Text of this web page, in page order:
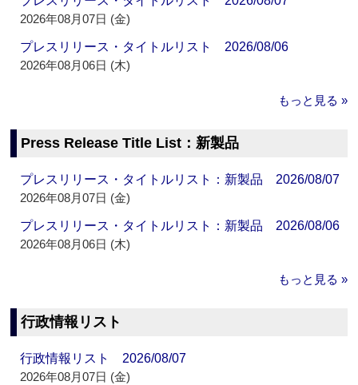
2026年08月07日 (金)
プレスリリース・タイトルリスト 2026/08/06
2026年08月06日 (木)
もっと見る »
Press Release Title List：新製品
プレスリリース・タイトルリスト：新製品 2026/08/07
2026年08月07日 (金)
プレスリリース・タイトルリスト：新製品 2026/08/06
2026年08月06日 (木)
もっと見る »
行政情報リスト
行政情報リスト 2026/08/07
2026年08月07日 (金)